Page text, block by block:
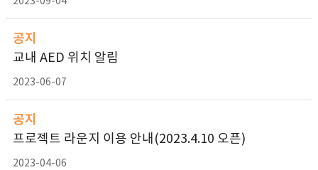
공지
교내 AED 위치 알림
2023-06-07
공지
프로젝트 라운지 이용 안내(2023.4.10 오픈)
2023-04-06